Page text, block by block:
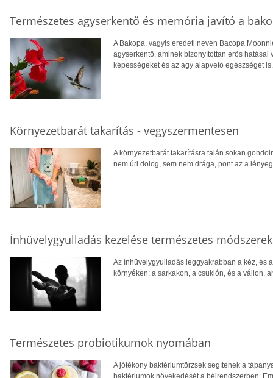
Természetes agyserkentő és memória javító a
A Bakopa, vagyis eredeti nevén Bacopa
agyserkentő, aminek bizonyítottan erős
képességeket és az agy alapvető egészségét is.
Környezetbarát takarítás - vegyszermentesen
A környezetbarát takarításra talán sokan
nem úri dolog, sem nem drága, pont az a
Ínhüvelygyulladás kezelése természetes
Az ínhüvelygyulladás leggyakrabban a kéz, és
környéken: a sarkakon, a csuklón, és a vállon,
Természetes probiotikumok nyomában
A jótékony baktériumtörzsek segítenek a
baktériumok növekedését a bélrendszerben.